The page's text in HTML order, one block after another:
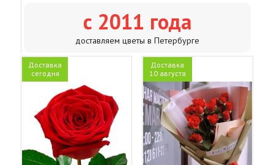
с 2011 года
доставляем цветы в Петербурге
Доставка
сегодня
Доставка
10 августа